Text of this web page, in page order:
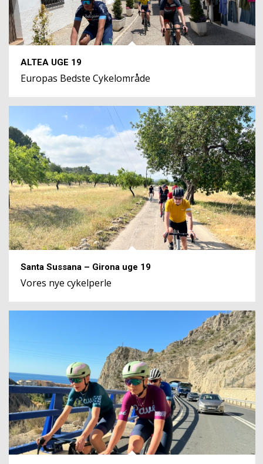
ALTEA UGE 19
Europas Bedste Cykelområde
Santa Sussana – Girona uge 19
Vores nye cykelperle